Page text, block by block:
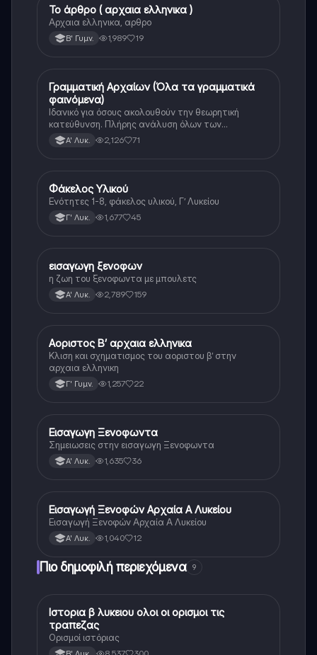
Αρχαία Ελληνικά
Το άρθρο ( αρχαια ελληνικα )
Αρχαια ελληνικα, αρθρο
Β' Γυμν. 1,989 19
Αρχαία Ελληνικά
Γραμματική Αρχαίων (Όλα τα γραμματικά
φαινόμενα)
Ιδανικό για όσους ακολουθούν την θεωρητική
κατεύθυνση. Πλήρης ανάλυση όλων των
γραμματικών φαινομένων της αρχαίας Ελληνικής.
Α' Λυκ. 2,126 71
Αρχαία Ελληνικά
Φάκελος Υλικού
Ενότητες 1-8, φάκελος υλικού, Γ’ Λυκείου
Γ' Λυκ. 1,677 45
Αρχαία Ελληνικά
εισαγωγη ξενοφων
η ζωη του ξενοφωντα με μπουλετς
Α' Λυκ. 2,789 159
Αρχαία Ελληνικά
Αοριστος Β’ αρχαια ελληνικα
Κλιση και σχηματισμος του αοριστου β’ στην
αρχαια ελληνικη
Γ' Γυμν. 1,257 22
Αρχαία Ελληνικά
Εισαγωγη Ξενοφωντα
Σημειωσεις στην εισαγωγη Ξενοφωντα
Α' Λυκ. 1,635 36
Αρχαία Ελληνικά
Εισαγωγή Ξενοφών Αρχαία Α Λυκείου
Εισαγωγή Ξενοφών Αρχαία Α Λυκείου
Α' Λυκ. 1,040 12
Πιο δημοφιλή περιεχόμενα 9
Ιστορία
Ιστορια β λυκειου ολοι οι ορισμοι τις
τραπεζας
Ορισμοί ιστόριας